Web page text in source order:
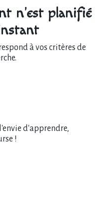
n'est planifié
à vos critères de
d'apprendre,
!